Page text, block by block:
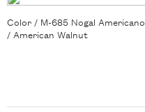
Color / M-685 Nogal Americano
/ American Walnut